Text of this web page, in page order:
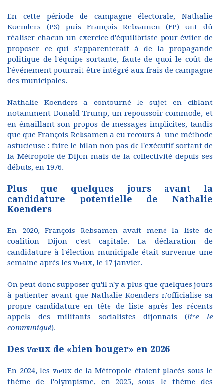
En cette période de campagne électorale, Nathalie
Koenders (PS) puis François Rebsamen (FP) ont dû
réaliser chacun un exercice d'équilibriste pour éviter de
proposer ce qui s'apparenterait à de la propagande
politique de l'équipe sortante, faute de quoi le coût de
l'événement pourrait être intégré aux frais de campagne
des municipales.
Nathalie Koenders a contourné le sujet en ciblant
notamment Donald Trump, un repoussoir commode, et
en émaillant son propos de messages implicites, tandis
que que François Rebsamen a eu recours à une méthode
astucieuse : faire le bilan non pas de l'exécutif sortant de
la Métropole de Dijon mais de la collectivité depuis ses
débuts, en 1976.
Plus que quelques jours avant la
candidature potentielle de Nathalie
Koenders
En 2020, François Rebsamen avait mené la liste de
coalition Dijon c'est capitale. La déclaration de
candidature à l'élection municipale était survenue une
semaine après les vœux, le 17 janvier.
On peut donc supposer qu'il n'y a plus que quelques jours
à patienter avant que Nathalie Koenders n'officialise sa
propre candidature en tête de liste après les récents
appels des militants socialistes dijonnais (lire le
communiqué).
Des vœux de «bien bouger» en 2026
En 2024, les vœux de la Métropole étaient placés sous le
thème de l'olympisme, en 2025, sous le thème des